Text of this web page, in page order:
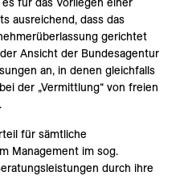
ausreichend, dass das
gerichtet
Ansicht der Bundesagentur
an, in denen gleichfalls
der „Vermittlung“ von freien
für sämtliche
Management im sog.
durch ihre